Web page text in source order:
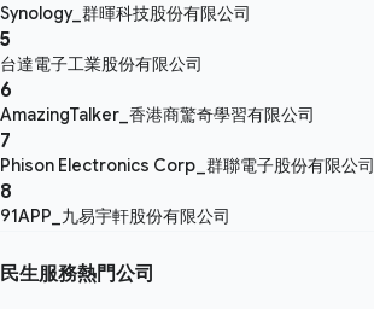
Synology_群暉科技股份有限公司
5
台達電子工業股份有限公司
6
AmazingTalker_香港商驚奇學習有限公司
7
Phison Electronics Corp_群聯電子股份有限公司
8
91APP_九易宇軒股份有限公司
民生服務熱門公司